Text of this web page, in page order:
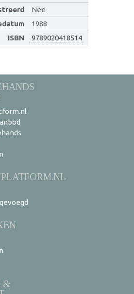
Nee
1988
ISBN
9789020418514
&